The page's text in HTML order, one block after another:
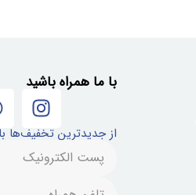
با ما همراه باشید
از جدیدترین تخفیف‌ها